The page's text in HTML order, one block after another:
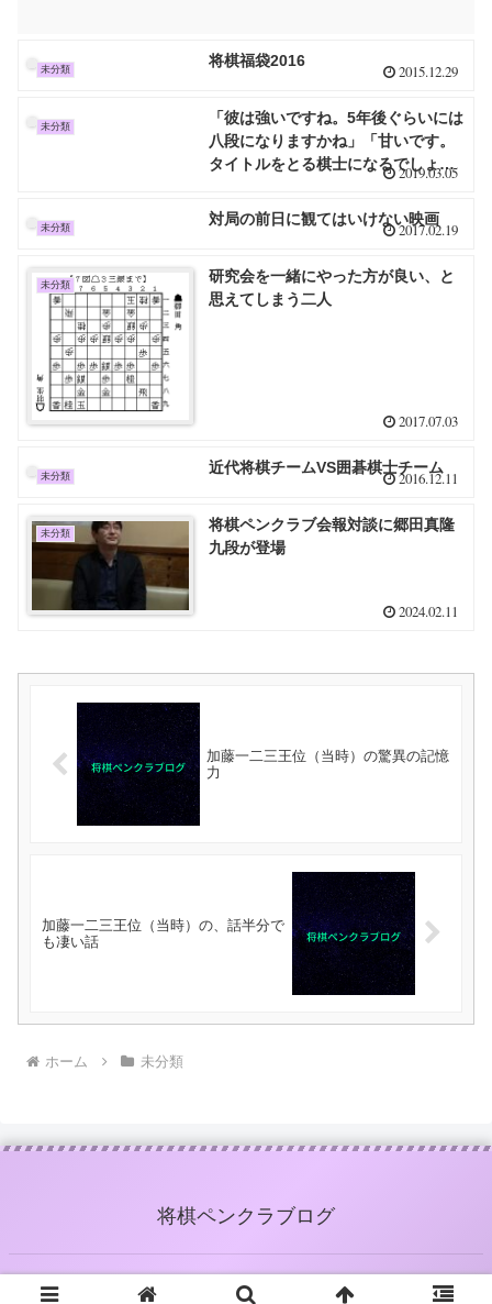
未分類 将棋福袋2016
2015.12.29
未分類
「彼は強いですね。5年後ぐらいには
八段になりますかね」「甘いです。
タイトルをとる棋士になるでしょ
2019.03.05
未分類 対局の前日に観てはいけない映画
2017.02.19
未分類
研究会を一緒にやった方が良い、と
思えてしまう二人
2017.07.03
未分類 近代将棋チームVS囲碁棋士チーム
2016.12.11
未分類
将棋ペンクラブ会報対談に郷田真隆
九段が登場
2024.02.11
加藤一二三王位（当時）の驚異の記憶
力
加藤一二三王位（当時）の、話半分で
も凄い話
ホーム 未分類
将棋ペンクラブログ